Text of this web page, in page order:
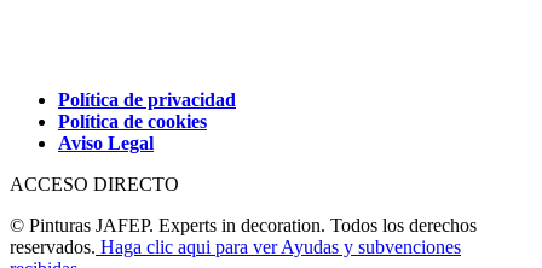
Política de privacidad
Política de cookies
Aviso Legal
ACCESO DIRECTO
© Pinturas JAFEP. Experts in decoration. Todos los derechos
reservados. Haga clic aqui para ver Ayudas y subvenciones